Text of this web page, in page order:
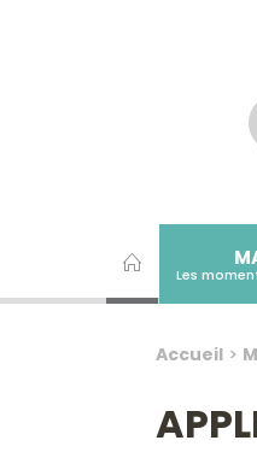
Les
Accueil>